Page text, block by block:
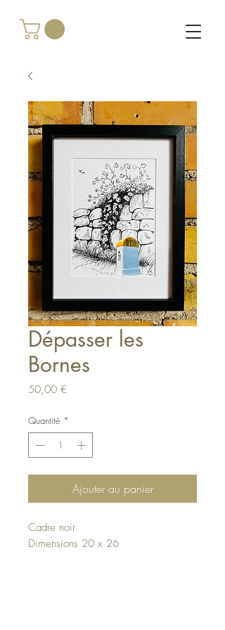
Dépasser les
Bornes
50,00 €Prix
Quantité *
Ajouter au panier
Cadre noir
Dimensions 20 x 26